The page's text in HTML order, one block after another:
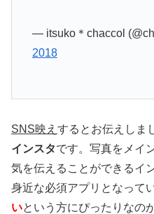
— itsuko＊chaccol
2018
SNS映え するとお伝えしま
インスタです。写真をメイ
気を伝えることができるイ
身近な必須アプリとなって
いという方にぴったりなの